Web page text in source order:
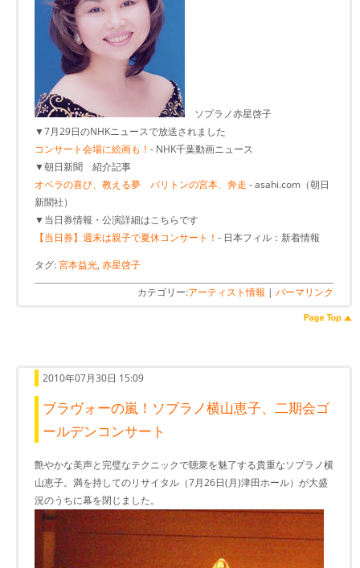
ソプラノ赤星啓子
▼7月29日のNHKニュースで放送されました
コンサート会場に絵画も！ - NHK千葉動画ニュース
▼朝日新聞 紹介記事
オペラの喜び、教える夢 バリトンの宮本、奔走 - asahi.com（朝日
新聞社）
▼当日券情報・公演詳細はこちらです
【当日券】週末は親子で夏休コンサート！ - 日本フィル：新着情報
タグ:宮本益光, 赤星啓子
カテゴリー:アーティスト情報 | パーマリンク
2010年07月30日 15:09
ブラヴォーの嵐！ソプラノ横山恵子、二期会ゴ
ールデンコンサート
艶やかな美声と完璧なテクニックで聴衆を魅了する貴重なソプラノ横
山恵子。満を持してのリサイタル（7月26日(月)津田ホール）が大盛
況のうちに幕を閉じました。